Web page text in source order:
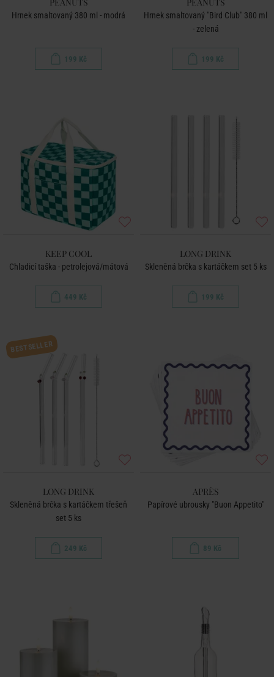
Hrnek smaltovaný 380 ml - modrá
199 Kč
Hrnek smaltovaný "Bird Club" 380 ml
- zelená
199 Kč
KEEP COOL
Chladicí taška - petrolejová/mátová
449 Kč
LONG DRINK
Skleněná brčka s kartáčkem set 5 ks
199 Kč
BESTSELLER
LONG DRINK
Skleněná brčka s kartáčkem třešeň
set 5 ks
249 Kč
APRÈS
Papírové ubrousky "Buon Appetito"
89 Kč